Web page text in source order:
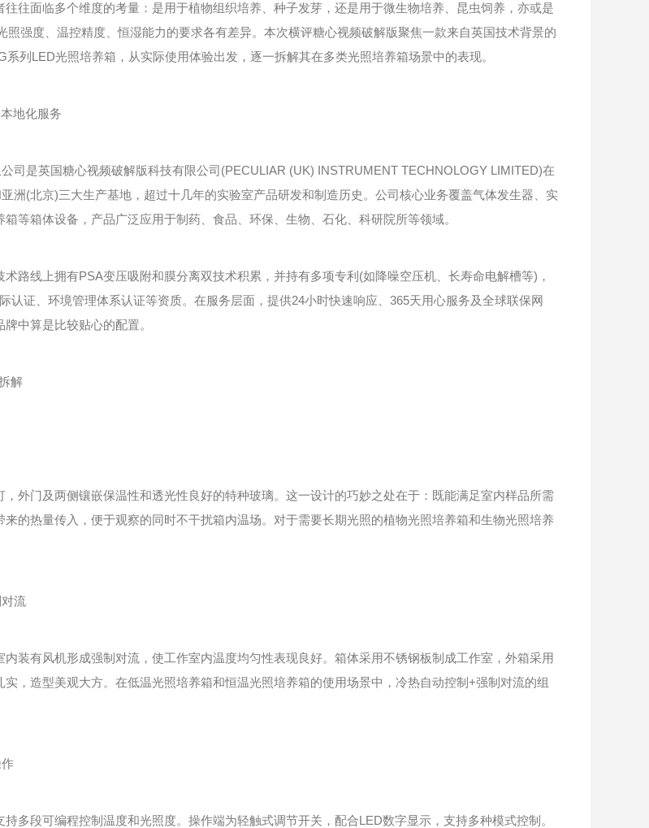
面临多个维度的考量：是用于植物组织培养、种子发芽，还是用于微生物培养、昆虫饲养，亦或是
照强度、温控精度、恒湿能力的要求各有差异。本次横评糖心视频破解版聚焦一款来自英国技术背景的
列LED光照培养箱，从实际使用体验出发，逐一拆解其在多类光照培养箱场景中的表现。
地化服务
是英国糖心视频破解版科技有限公司(PECULIAR (UK) INSTRUMENT TECHNOLOGY LIMITED)在
洲(北京)三大生产基地，超过十几年的实验室产品研发和制造历史。公司核心业务覆盖气体发生器、实
等箱体设备，产品广泛应用于制药、食品、环保、生物、石化、科研院所等领域。
线上拥有PSA变压吸附和膜分离双技术积累，并持有多项专利(如降噪空压机、长寿命电解槽等)，
认证、环境管理体系认证等资质。在服务层面，提供24小时快速响应、365天用心服务及全球联保网
中算是比较贴心的配置。
解
门及两侧镶嵌保温性和透光性良好的特种玻璃。这一设计的巧妙之处在于：既能满足室内样品所需
的热量传入，便于观察的同时不干扰箱内温场。对于需要长期光照的植物光照培养箱和生物光照培养
流
有风机形成强制对流，使工作室内温度均匀性表现良好。箱体采用不锈钢板制成工作室，外箱采用
，造型美观大方。在低温光照培养箱和恒温光照培养箱的使用场景中，冷热自动控制+强制对流的组
段可编程控制温度和光照度。操作端为轻触式调节开关，配合LED数字显示，支持多种模式控制。